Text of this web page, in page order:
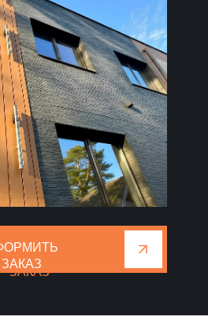
ЗАКАЗ
ЗАКАЗ